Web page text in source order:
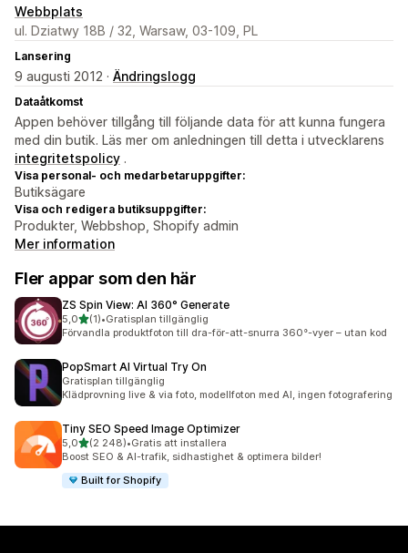
Webbplats
ul. Dziatwy 18B / 32, Warsaw, 03-109, PL
Lansering
9 augusti 2012 · Ändringslogg
Dataåtkomst
Appen behöver tillgång till följande data för att kunna fungera
med din butik. Läs mer om anledningen till detta i utvecklarens
integritetspolicy .
Visa personal- och medarbetaruppgifter:
Butiksägare
Visa och redigera butiksuppgifter:
Produkter, Webbshop, Shopify admin
Mer information
Fler appar som den här
ZS Spin View: AI 360° Generate
5,0av 5 stjärnor
(1)
1 recensioner totalt
•Gratisplan tillgänglig
Förvandla produktfoton till dra-för-att-snurra 360°-vyer – utan kod
PopSmart AI Virtual Try On
Gratisplan tillgänglig
Klädprovning live & via foto, modellfoton med AI, ingen fotografering
Tiny SEO Speed Image Optimizer
5,0av 5 stjärnor
(2 248)
2248 recensioner totalt
•Gratis att installera
Boost SEO & AI-trafik, sidhastighet & optimera bilder!
Built for Shopify